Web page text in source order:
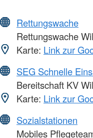
Rettungswache
Rettungswache
Karte: Link zur
SEG Schnelle
Bereitschaft KV
Karte: Link zur
Sozialstationen
Mobiles